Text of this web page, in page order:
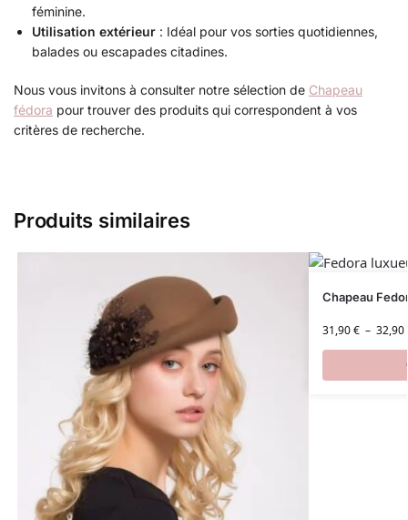
féminine.
Utilisation extérieur : Idéal pour vos sorties quotidiennes,
balades ou escapades citadines.
Nous vous invitons à consulter notre sélection de Chapeau
fédora pour trouver des produits qui correspondent à vos
critères de recherche.
Produits similaires
Chapeau
31,90€ – 32,90